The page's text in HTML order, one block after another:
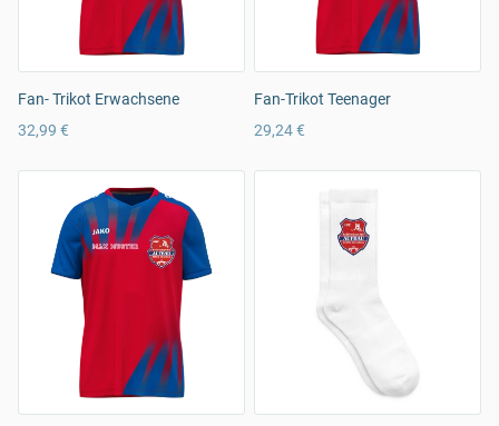
Fan- Trikot Erwachsene
32,99 €
Fan-Trikot Teenager
29,24 €